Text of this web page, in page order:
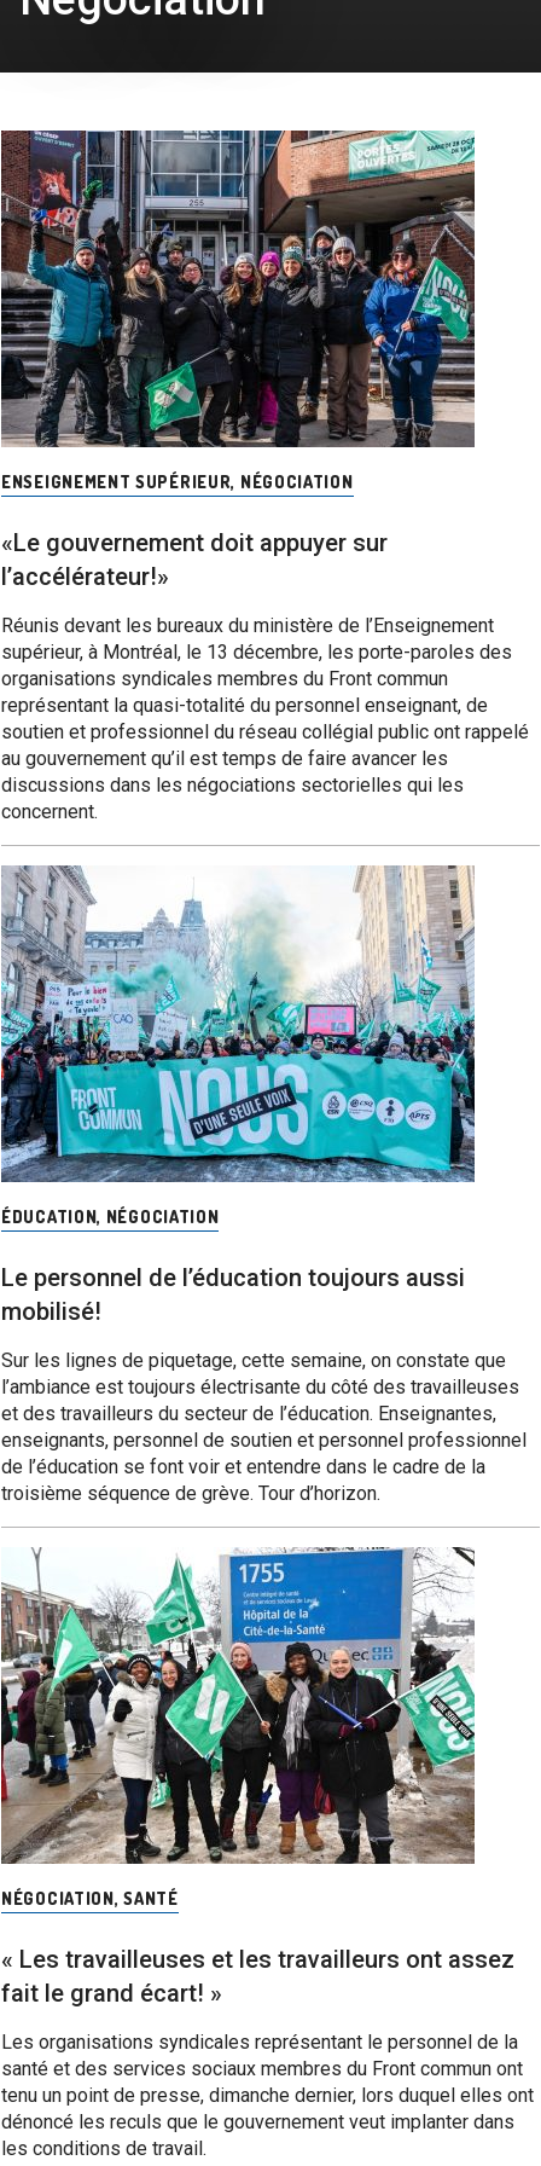
ENSEIGNEMENT SUPÉRIEUR, NÉGOCIATION
«Le gouvernement doit appuyer sur
l’accélérateur!»
Réunis devant les bureaux du ministère de l’Enseignement
supérieur, à Montréal, le 13 décembre, les porte-paroles des
organisations syndicales membres du Front commun
représentant la quasi-totalité du personnel enseignant, de
soutien et professionnel du réseau collégial public ont rappelé
au gouvernement qu’il est temps de faire avancer les
discussions dans les négociations sectorielles qui les
concernent.
ÉDUCATION, NÉGOCIATION
Le personnel de l’éducation toujours aussi
mobilisé!
Sur les lignes de piquetage, cette semaine, on constate que
l’ambiance est toujours électrisante du côté des travailleuses
et des travailleurs du secteur de l’éducation. Enseignantes,
enseignants, personnel de soutien et personnel professionnel
de l’éducation se font voir et entendre dans le cadre de la
troisième séquence de grève. Tour d’horizon.
NÉGOCIATION,SANTÉ
« Les travailleuses et les travailleurs ont assez
fait le grand écart! »
Les organisations syndicales représentant le personnel de la
santé et des services sociaux membres du Front commun ont
tenu un point de presse, dimanche dernier, lors duquel elles ont
dénoncé les reculs que le gouvernement veut implanter dans
les conditions de travail.